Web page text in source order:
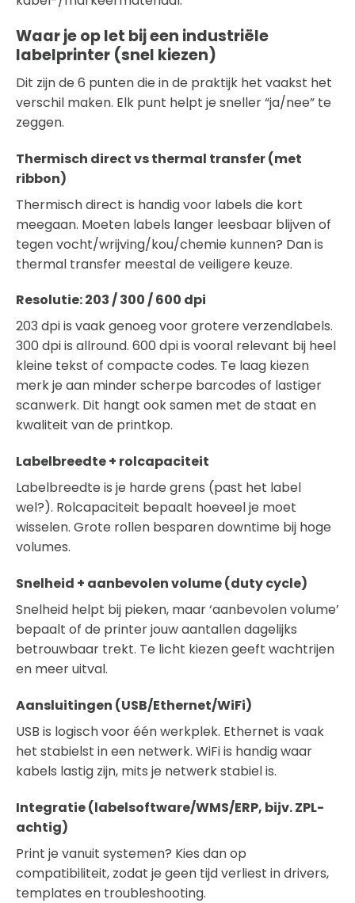
Waar je op let bij een industriële
labelprinter (snel kiezen)
Dit zijn de 6 punten die in de praktijk het vaakst het
verschil maken. Elk punt helpt je sneller “ja/nee” te
zeggen.
Thermisch direct vs thermal transfer (met
ribbon)
Thermisch direct is handig voor labels die kort
meegaan. Moeten labels langer leesbaar blijven of
tegen vocht/wrijving/kou/chemie kunnen? Dan is
thermal transfer meestal de veiligere keuze.
Resolutie: 203 / 300 / 600 dpi
203 dpi is vaak genoeg voor grotere verzendlabels.
300 dpi is allround. 600 dpi is vooral relevant bij heel
kleine tekst of compacte codes. Te laag kiezen
merk je aan minder scherpe barcodes of lastiger
scanwerk. Dit hangt ook samen met de staat en
kwaliteit van de printkop.
Labelbreedte + rolcapaciteit
Labelbreedte is je harde grens (past het label
wel?). Rolcapaciteit bepaalt hoeveel je moet
wisselen. Grote rollen besparen downtime bij hoge
volumes.
Snelheid + aanbevolen volume (duty cycle)
Snelheid helpt bij pieken, maar ‘aanbevolen volume’
bepaalt of de printer jouw aantallen dagelijks
betrouwbaar trekt. Te licht kiezen geeft wachtrijen
en meer uitval.
Aansluitingen (USB/Ethernet/WiFi)
USB is logisch voor één werkplek. Ethernet is vaak
het stabielst in een netwerk. WiFi is handig waar
kabels lastig zijn, mits je netwerk stabiel is.
Integratie (labelsoftware/WMS/ERP, bijv. ZPL-
achtig)
Print je vanuit systemen? Kies dan op
compatibiliteit, zodat je geen tijd verliest in drivers,
templates en troubleshooting.